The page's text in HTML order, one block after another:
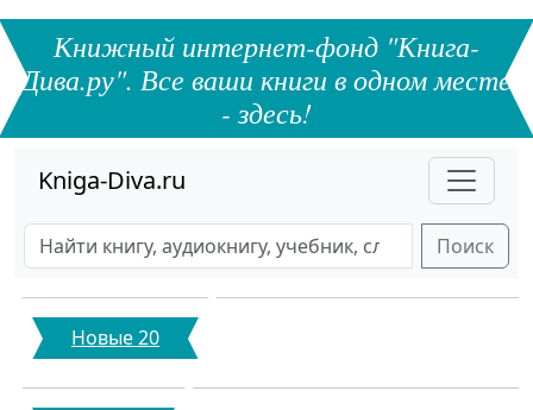
Книжный интернет-фонд "Книга-
Дива.ру". Все ваши книги в одном месте
- здесь!
Kniga-Diva.ru
Поиск
Новые 20